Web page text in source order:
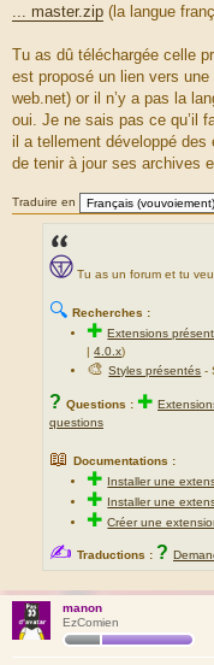
... master.zip (la langue
Tu as dû téléchargée celle
est proposé un lien vers
web.net) or il n’y a pas la
oui. Je ne sais pas ce qu’il
il a tellement développé des
de tenir à jour ses archives
Traduire en
Tu as un forum et tu
🔍 Recherches :
✚Extensions
|4.0.x)
🎨Styles présentés -
? Questions : ✚
questions
📖 Documentations :
✚ Installer une
✚ Installer une
✚Créer une
✍ Traductions : ?
manon
EzComien